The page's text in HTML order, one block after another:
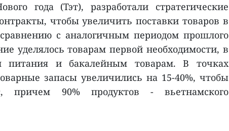
года (Тэт), разработали стратегические
чтобы увеличить поставки товаров в
с аналогичным периодом прошлого
уделялось товарам первой необходимости, в
питания и бакалейным товарам. В точках
запасы увеличились на 15-40%, чтобы
причем 90% продуктов - вьетнамского